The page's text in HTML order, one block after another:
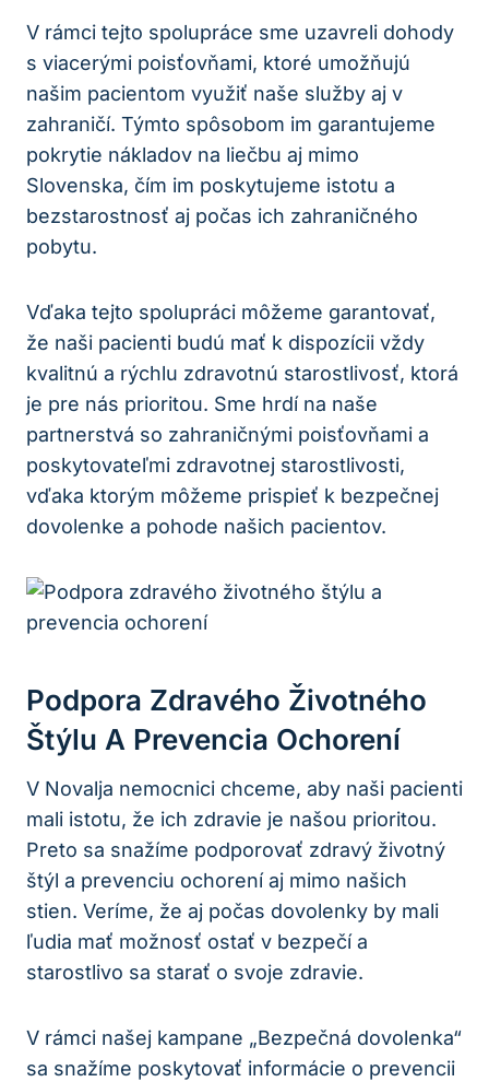
V rámci tejto spolupráce sme uzavreli dohody
s viacerými poisťovňami, ktoré umožňujú
našim pacientom využiť naše služby aj v
zahraničí. Týmto spôsobom im garantujeme
pokrytie nákladov na liečbu aj mimo
Slovenska, čím im poskytujeme istotu a
bezstarostnosť aj počas ich zahraničného
pobytu.
Vďaka tejto spolupráci môžeme garantovať,
že naši pacienti budú mať k dispozícii vždy
kvalitnú a rýchlu zdravotnú starostlivosť, ktorá
je pre nás prioritou. Sme hrdí na naše
partnerstvá so zahraničnými poisťovňami a
poskytovateľmi zdravotnej starostlivosti,
vďaka ktorým môžeme prispieť k bezpečnej
dovolenke a pohode našich pacientov.
Podpora Zdravého Životného
Štýlu A Prevencia Ochorení
V Novalja nemocnici chceme, aby naši pacienti
mali istotu, že ich zdravie je našou prioritou.
Preto sa snažíme podporovať zdravý životný
štýl a prevenciu ochorení aj mimo našich
stien. Veríme, že aj počas dovolenky by mali
ľudia mať možnosť ostať v bezpečí a
starostlivo sa starať o svoje zdravie.
V rámci našej kampane „Bezpečná dovolenka“
sa snažíme poskytovať informácie o prevencii